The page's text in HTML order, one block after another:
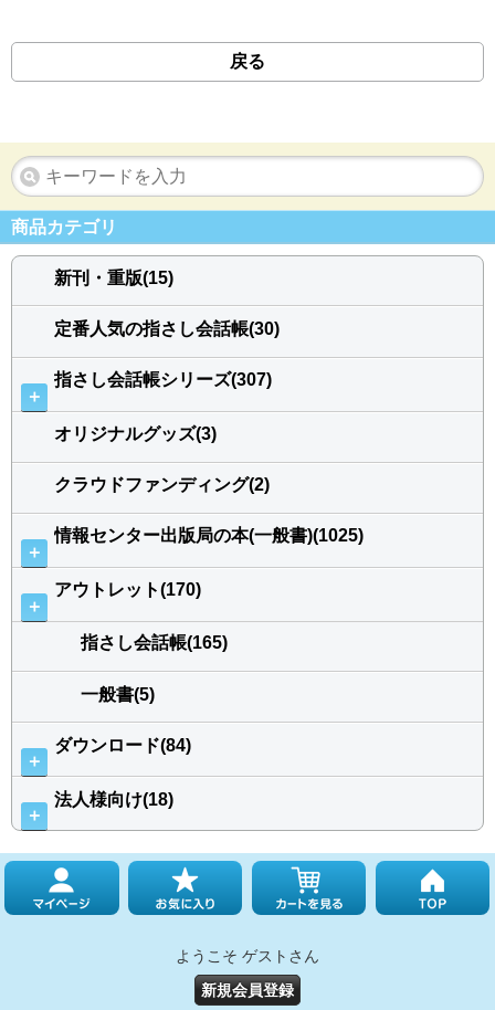
戻る
商品カテゴリ
新刊・重版(15)
定番人気の指さし会話帳(30)
＋
指さし会話帳シリーズ(307)
オリジナルグッズ(3)
クラウドファンディング(2)
＋
情報センター出版局の本(一般書)(1025)
＋
アウトレット(170)
指さし会話帳(165)
一般書(5)
＋
ダウンロード(84)
＋
法人様向け(18)
ようこそ ゲストさん
新規会員登録